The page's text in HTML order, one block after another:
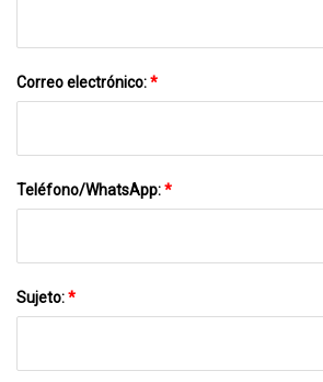
Correo electrónico:*
Teléfono/WhatsApp:*
Sujeto:*